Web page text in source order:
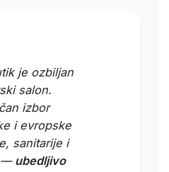
je ozbiljan
salon.
izbor
i evropske
sanitarije i
— ubedljivo